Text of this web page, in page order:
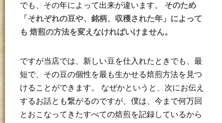
でも、その年によって出来が違います。 そのため
「それぞれの豆や、銘柄、収穫された年」によって
も 焙煎の方法を変えなければいけません。
ですが当店では、新しい豆を仕入れたときでも、最
短で、その豆の個性を最も生かせる焙煎方法を見つ
けることができます。 なぜかというと、次にお伝え
するお話とも繋がるのですが、僕は、今まで何万回
とおこなってきたすべての焙煎を記録しているから